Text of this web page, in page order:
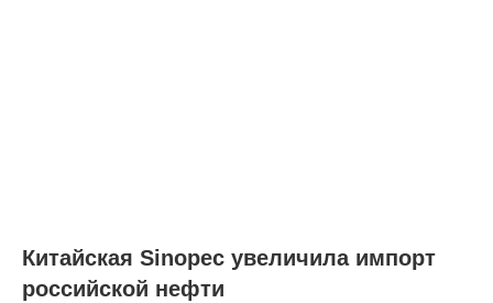
Китайская Sinopec увеличила импорт
российской нефти